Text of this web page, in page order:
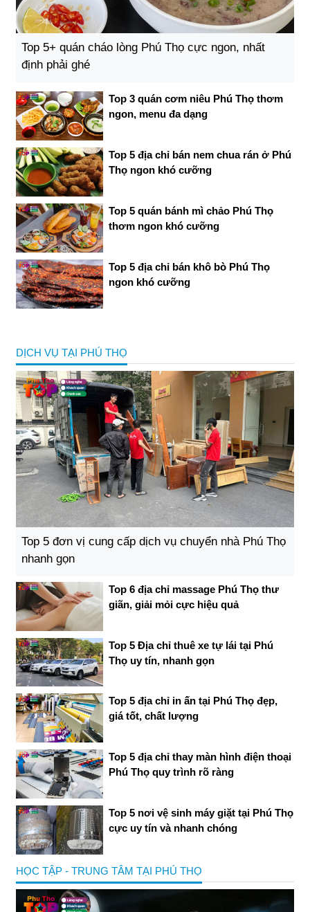
Top 5+ quán cháo lòng Phú Thọ cực ngon, nhất
định phải ghé
Top 3 quán cơm niêu Phú Thọ thơm
ngon, menu đa dạng
Top 5 địa chỉ bán nem chua rán ở Phú
Thọ ngon khó cưỡng
Top 5 quán bánh mì chảo Phú Thọ
thơm ngon khó cưỡng
Top 5 địa chỉ bán khô bò Phú Thọ
ngon khó cưỡng
DỊCH VỤ TẠI PHÚ THỌ
Top 5 đơn vị cung cấp dịch vụ chuyển nhà Phú Thọ
nhanh gọn
Top 6 địa chỉ massage Phú Thọ thư
giãn, giải mỏi cực hiệu quả
Top 5 Địa chỉ thuê xe tự lái tại Phú
Thọ uy tín, nhanh gọn
Top 5 địa chỉ in ấn tại Phú Thọ đẹp,
giá tốt, chất lượng
Top 5 địa chỉ thay màn hình điện thoại
Phú Thọ quy trình rõ ràng
Top 5 nơi vệ sinh máy giặt tại Phú Thọ
cực uy tín và nhanh chóng
HỌC TẬP - TRUNG TÂM TẠI PHÚ THỌ